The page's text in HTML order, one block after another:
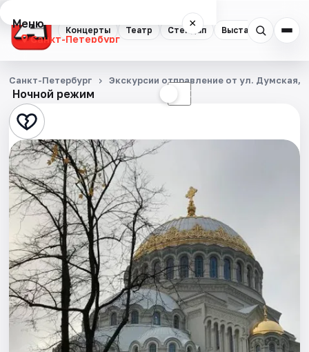
Концерты Театр Стендап Выставки
Меню ×
Санкт-Петербург
Концерты
Театр
Стендап
Выставки
Квесты
Экскурсии
Спорт
События
Города
Ночной режим ☾
Санкт-Петербург Экскурсии отправление от ул. Думская,